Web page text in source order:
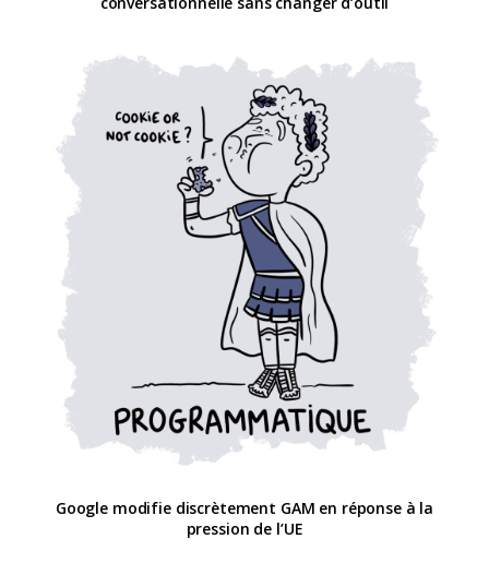
Google modifie discrètement GAM en réponse à la
pression de l’UE